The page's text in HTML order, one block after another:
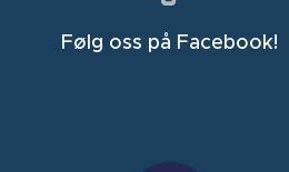
Følg oss på Facebook!